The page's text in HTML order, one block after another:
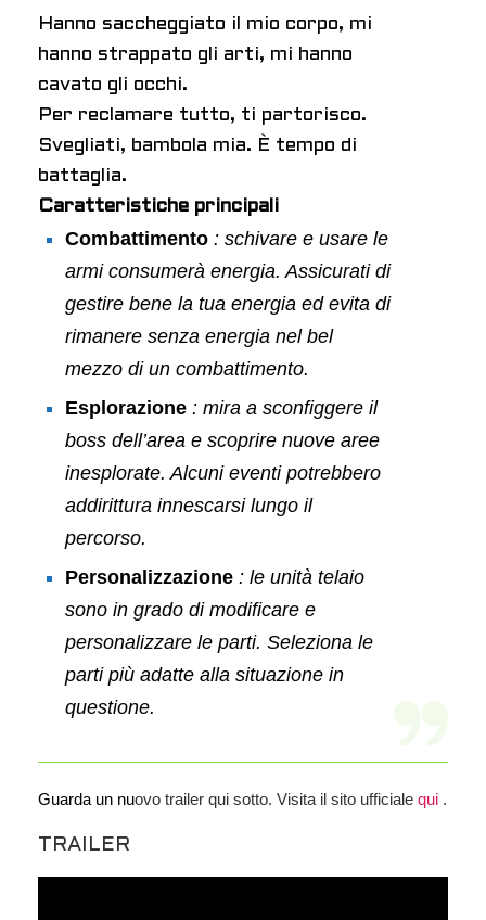
Hanno saccheggiato il mio corpo, mi
hanno strappato gli arti, mi hanno
cavato gli occhi.
Per reclamare tutto, ti partorisco.
Svegliati, bambola mia. È tempo di
battaglia.
Caratteristiche principali
Combattimento : schivare e usare le
armi consumerà energia. Assicurati di
gestire bene la tua energia ed evita di
rimanere senza energia nel bel
mezzo di un combattimento.
Esplorazione : mira a sconfiggere il
boss dell’area e scoprire nuove aree
inesplorate. Alcuni eventi potrebbero
addirittura innescarsi lungo il
percorso.
Personalizzazione : le unità telaio
sono in grado di modificare e
personalizzare le parti. Seleziona le
parti più adatte alla situazione in
questione.
Guarda un nuovo trailer qui sotto. Visita il sito ufficiale qui .
TRAILER